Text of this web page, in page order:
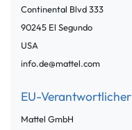
Continental Blvd333
90245 El Segundo
USA
info.de@mattel.com
EU-Verantwortlicher
Mattel GmbH